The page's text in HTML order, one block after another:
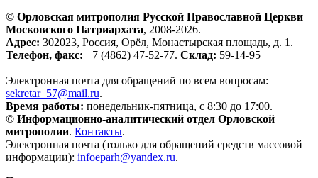
© Орловская митрополия Русской Православной Церкви
Московского Патриархата, 2008-2026.
Адрес: 302023, Россия, Орёл, Монастырская площадь, д. 1.
Телефон, факс: +7 (4862) 47-52-77. Склад: 59-14-95
Электронная почта для обращений по всем вопросам:
sekretar_57@mail.ru.
Время работы: понедельник-пятница, с 8:30 до 17:00.
© Информационно-аналитический отдел Орловской
митрополии. Контакты.
Электронная почта (только для обращений средств массовой
информации): infoeparh@yandex.ru.